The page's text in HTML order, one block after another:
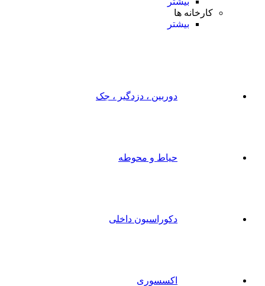
کارخانه ها
بیشتر
دوربین ، دزدگیر ، جک
حیاط و محوطه
دکوراسیون داخلی
اکسسوری